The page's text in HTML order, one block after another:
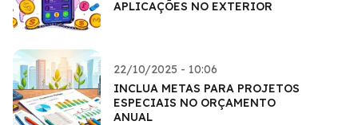
APLICAÇÕES NO EXTERIOR
22/10/2025 - 10:06
INCLUA METAS PARA PROJETOS
ESPECIAIS NO ORÇAMENTO
ANUAL